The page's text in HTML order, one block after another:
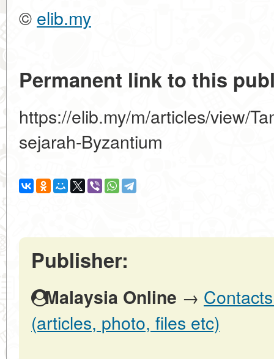
© elib.my
Permanent link to this
https://elib.my/m/articles/view/
sejarah-Byzantium
Publisher:
Malaysia Online →
(articles, photo, files etc)